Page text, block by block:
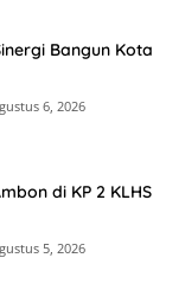
Bangun Kota
6, 2026
di KP 2 KLHS
5, 2026